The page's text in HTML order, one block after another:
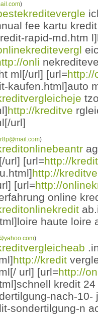
)
fee kartu
rapid-md.htm
onli
ml[/url] [url=http://
kaufen.html]auto
http://kreditve
url]
)
url] [url=http://
http://
[url=http://
online
haute loire
)
http://kredit
url] [url=http://
kredit
nach-10-
sondertilgung-n